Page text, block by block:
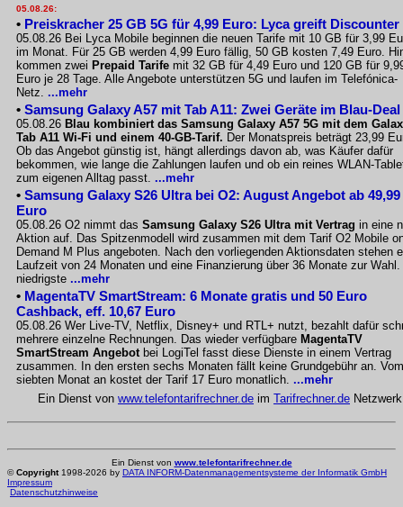
05.08.26:
• Preiskracher 25 GB 5G für 4,99 Euro: Lyca greift Discounter
05.08.26 Bei Lyca Mobile beginnen die neuen Tarife mit 10 GB für 3,99
im Monat. Für 25 GB werden 4,99 Euro fällig, 50 GB kosten 7,49 Euro.
kommen zwei Prepaid Tarife mit 32 GB für 4,49 Euro und 120 GB für
Euro je 28 Tage. Alle Angebote unterstützen 5G und laufen im Telefónica-
Netz. ...mehr
• Samsung Galaxy A57 mit Tab A11: Zwei Geräte im Blau-Deal
05.08.26 Blau kombiniert das Samsung Galaxy A57 5G mit dem
Tab A11 Wi-Fi und einem 40-GB-Tarif. Der Monatspreis beträgt 23,99
Ob das Angebot günstig ist, hängt allerdings davon ab, was Käufer dafür
bekommen, wie lange die Zahlungen laufen und ob ein reines WLAN-
zum eigenen Alltag passt. ...mehr
• Samsung Galaxy S26 Ultra bei O2: August Angebot ab 49,99
Euro
05.08.26 O2 nimmt das Samsung Galaxy S26 Ultra mit Vertrag in eine
Aktion auf. Das Spitzenmodell wird zusammen mit dem Tarif O2 Mobile
Demand M Plus angeboten. Nach den vorliegenden Aktionsdaten stehen
Laufzeit von 24 Monaten und eine Finanzierung über 36 Monate zur Wahl.
niedrigste ...mehr
• MagentaTV SmartStream: 6 Monate gratis und 50 Euro
Cashback, eff. 10,67 Euro
05.08.26 Wer Live-TV, Netflix, Disney+ und RTL+ nutzt, bezahlt dafür
mehrere einzelne Rechnungen. Das wieder verfügbare MagentaTV
SmartStream Angebotbei LogiTel fasst diese Dienste in einem Vertrag
zusammen. In den ersten sechs Monaten fällt keine Grundgebühr an. Vom
siebten Monat an kostet der Tarif 17 Euro monatlich. ...mehr
Ein Dienst von www.telefontarifrechner.de im Tarifrechner.de Netzwerk
Ein Dienst von www.telefontarifrechner.de
©Copyright1998-2026 by DATA INFORM-Datenmanagementsysteme der Informatik GmbH
Impressum
Datenschutzhinweise